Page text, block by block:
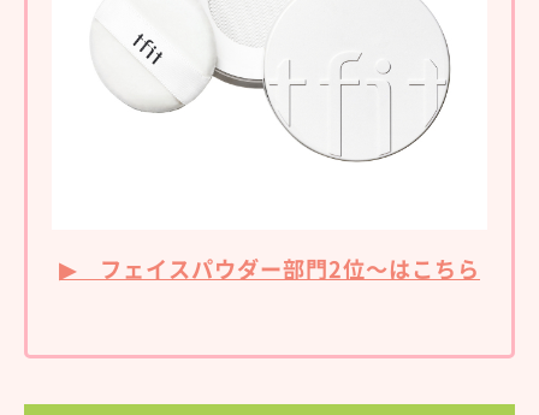
▶ フェイスパウダー部門2位～はこちら